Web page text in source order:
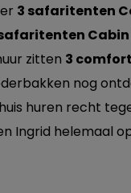
3 safaritenten
Cabin
zitten 3
nog
huren recht
Ingrid helemaal